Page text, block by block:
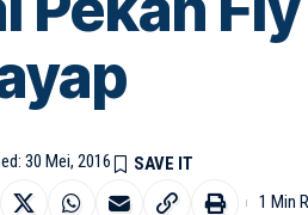
30 Mei, 2016
1 Min